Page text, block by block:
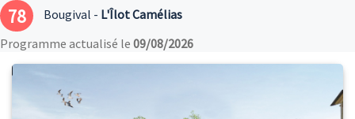
78 Bougival - L'Îlot Camélias
Programme actualisé le 09/08/2026